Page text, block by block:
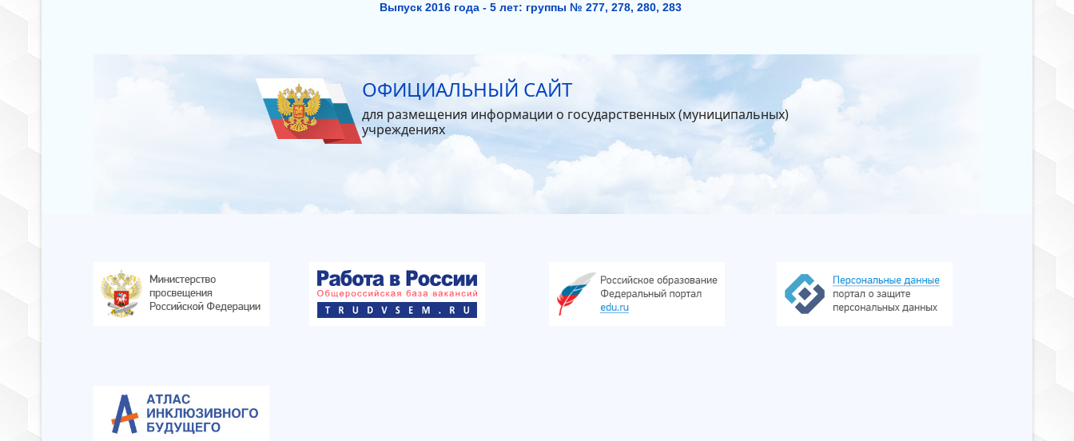
Выпуск 2016 года - 5 лет: группы № 277, 278, 280, 283
ОФИЦИАЛЬНЫЙ САЙТ
для размещения информации о государственных (муниципальных)
учреждениях